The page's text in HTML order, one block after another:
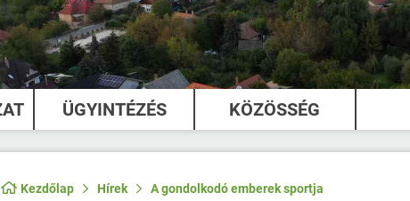
ÜGYINTÉZÉS KÖZÖSSÉG
Kezdőlap Hírek A gondolkodó emberek sportja